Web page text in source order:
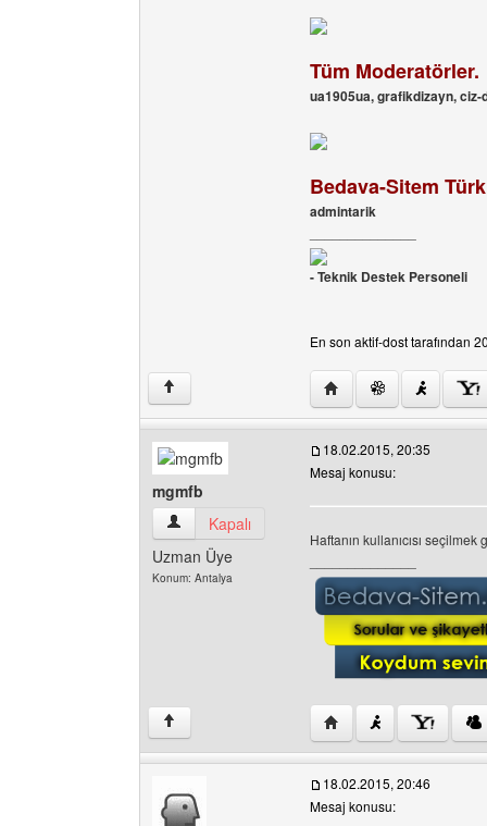
Tüm Moderatörler.
ua1905ua, grafikdizayn,
Bedava-Sitem
admintarik
- Teknik Destek Personeli
En son aktif-dost tarafından
↑ Yazarın web sitesini
mgmfb
mgmfb Kullanıcının profilini görüntüle
Kapalı
Uzman Üye
Konum: Antalya
18.02.2015, 20:35
Mesaj konusu:
Haftanın kullanıcısı
↑ Yazarın web sitesini
18.02.2015, 20:46
Mesaj konusu: